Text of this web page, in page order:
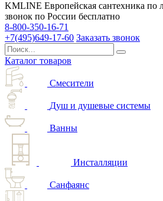
KMLINE Европейская сантехника
звонок по России бесплатно
8-800-350-16-71
+7(495)649-17-60 Заказать звонок
Каталог товаров
Смесители
Душ и душевые системы
Ванны
Инсталляции
Санфаянс